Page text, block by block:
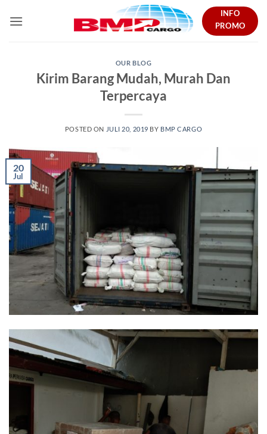
INFO
PROMO
OUR BLOG
Kirim Barang Mudah, Murah Dan
Terpercaya
POSTED ON JULI 20, 2019 BY BMP CARGO
20
Jul